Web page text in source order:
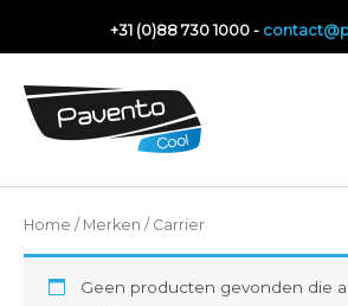
inhoud
+31 (0)88 730 1000 -
Home / Merken / Carrier
Geen producten gevonden die